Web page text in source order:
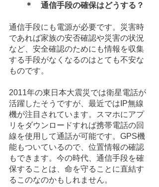
＊　通信手段の確保はどうする？
通信手段にも電源が必要です。災害時
であれば家族の安否確認や災害の状況
など、安全確認のためにも情報を収集
する手段がなくなるのはとても不安な
ものです。
2011年の東日本大震災では衛星電話が
活躍したそうですが、最近ではIP無線
機が注目されています。スマホにアプ
リをダウンロードすれば携帯電話の回
線を使用して通話が可能です。GPS機
能もついているので、位置情報の確認
もできます。今の時代、通信手段を確
保することは、命を守ることに直結す
るこのなのかもしれません。